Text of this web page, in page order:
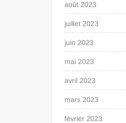
août 2023
juillet 2023
juin 2023
mai 2023
avril 2023
mars 2023
février 2023